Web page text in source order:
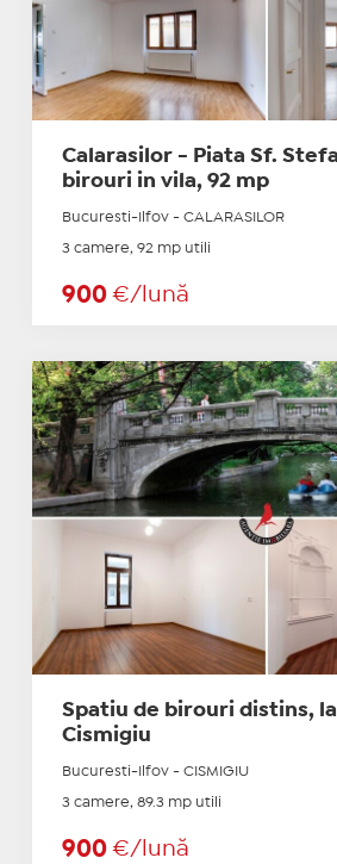
Calarasilor - Piata Sf.
birouri in vila, 92 mp
Bucuresti-Ilfov - CALARASILOR
3 camere, 92 mp utili
900 €/lună
Spatiu de birouri distins,
Cismigiu
Bucuresti-Ilfov - CISMIGIU
3 camere, 89.3 mp utili
900 €/lună